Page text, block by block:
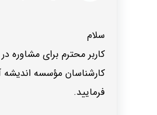
سلام
کاربر محترم برای مشاوره در
کارشناسان مؤسسه
فرمایید.